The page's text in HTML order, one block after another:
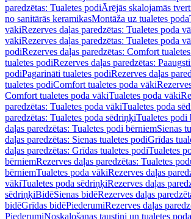
paredzētas: Tualetes podiĀrējās skalojamās
no sanitārās keramikasMontāža uz tualetes poda
vākiRezerves daļas paredzētas: Tualetes poda
vākiRezerves daļas paredzētas: Tualetes poda
podiRezerves daļas paredzētas: Comfort
tualetes podiRezerves daļas paredzētas:
podiPagarināti tualetes podiRezerves daļas
tualetes podiComfort tualetes poda vāki
Comfort tualetes poda vākiTualetes poda vāki
paredzētas: Tualetes poda vākiTualetes poda
paredzētas: Tualetes poda sēdriņķiTualetes podi
daļas paredzētas: Tualetes podi bērniemSienas
daļas paredzētas: Sienas tualetes podiGrīdas
daļas paredzētas: Grīdas tualetes podiTualetes
bērniemRezerves daļas paredzētas: Tualetes
bērniemTualetes poda vākiRezerves daļas
vākiTualetes poda sēdriņķiRezerves daļas
sēdriņķiBidēSienas bidēRezerves daļas
bidēGrīdas bidēPiederumiRezerves daļas
PiederumiNoskalošanas taustiņi un tualetes poda